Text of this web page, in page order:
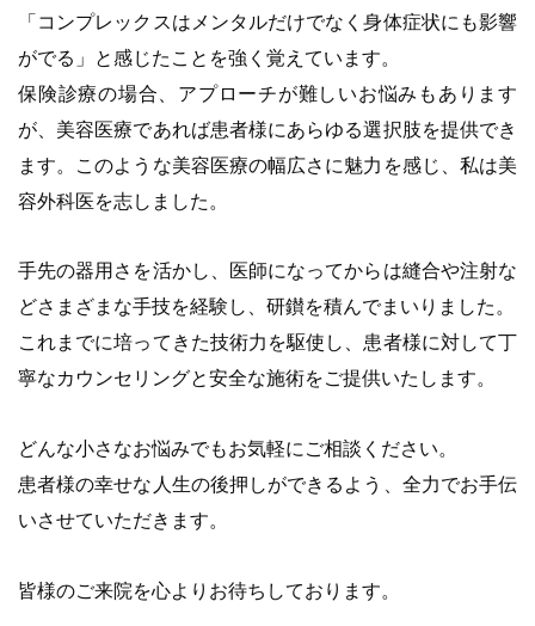
「コンプレックスはメンタルだけでなく身体症状にも影響
がでる」と感じたことを強く覚えています。
保険診療の場合、アプローチが難しいお悩みもあります
が、美容医療であれば患者様にあらゆる選択肢を提供でき
ます。このような美容医療の幅広さに魅力を感じ、私は美
容外科医を志しました。
手先の器用さを活かし、医師になってからは縫合や注射な
どさまざまな手技を経験し、研鑚を積んでまいりました。
これまでに培ってきた技術力を駆使し、患者様に対して丁
寧なカウンセリングと安全な施術をご提供いたします。
どんな小さなお悩みでもお気軽にご相談ください。
患者様の幸せな人生の後押しができるよう、全力でお手伝
いさせていただきます。
皆様のご来院を心よりお待ちしております。